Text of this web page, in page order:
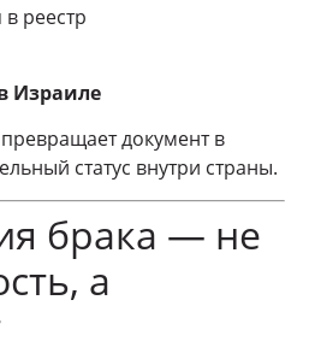
реестр
Израиле
документ в
статус внутри страны.
брака — не
а